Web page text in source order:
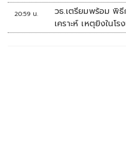
20:59 น.
วธ.เตรียมพร้อม พิธี
เคราะห์ เหตุยิงในโร